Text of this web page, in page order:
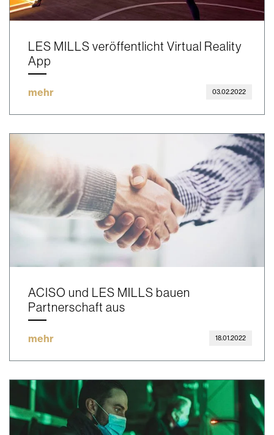
LES MILLS veröffentlicht Virtual Reality
App
mehr 03.02.2022
ACISO und LES MILLS bauen
Partnerschaft aus
mehr 18.01.2022